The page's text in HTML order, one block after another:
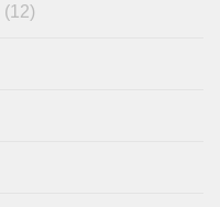
(12)